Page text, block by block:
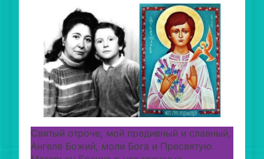
Святый отроче, мой предивный и славный,
Ангеле Божий, моли Бога и Пресвятую